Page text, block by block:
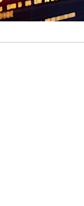
21.92